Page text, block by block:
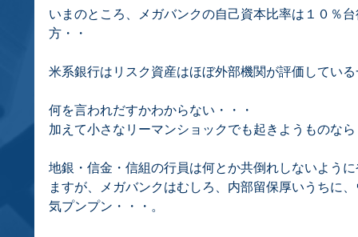
いまのところ、メガバンクの自己資本比率は１０％
方・・
米系銀行はリスク資産はほぼ外部機関が評価してい
何を言われだすかわからない・・・
加えて小さなリーマンショックでも起きようものな
地銀・信金・信組の行員は何とか共倒れしないよう
ますが、メガバンクはむしろ、内部留保厚いうちに
気プンプン・・・。